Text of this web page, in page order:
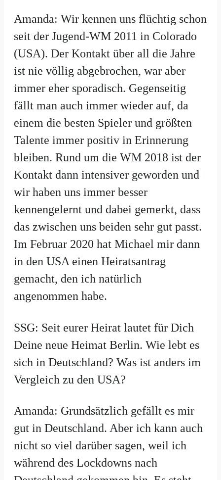
Amanda: Wir kennen uns flüchtig schon
seit der Jugend-WM 2011 in Colorado
(USA). Der Kontakt über all die Jahre
ist nie völlig abgebrochen, war aber
immer eher sporadisch. Gegenseitig
fällt man auch immer wieder auf, da
einem die besten Spieler und größten
Talente immer positiv in Erinnerung
bleiben. Rund um die WM 2018 ist der
Kontakt dann intensiver geworden und
wir haben uns immer besser
kennengelernt und dabei gemerkt, dass
das zwischen uns beiden sehr gut passt.
Im Februar 2020 hat Michael mir dann
in den USA einen Heiratsantrag
gemacht, den ich natürlich
angenommen habe.
SSG: Seit eurer Heirat lautet für Dich
Deine neue Heimat Berlin. Wie lebt es
sich in Deutschland? Was ist anders im
Vergleich zu den USA?
Amanda: Grundsätzlich gefällt es mir
gut in Deutschland. Aber ich kann auch
nicht so viel darüber sagen, weil ich
während des Lockdowns nach